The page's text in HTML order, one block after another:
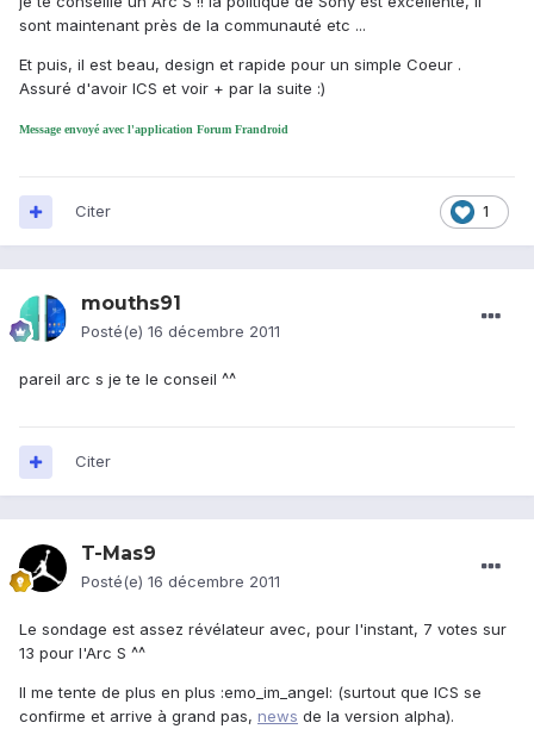
sont maintenant près de la communauté etc ...
Et puis, il est beau, design et rapide pour un simple Coeur .
Assuré d'avoir ICS et voir + par la suite :)
Message envoyé avec l'application Forum Frandroid
1
Citer
mouths91
Posté(e) 16 décembre 2011
pareil arc s je te le conseil ^^
Citer
T-Mas9
Posté(e) 16 décembre 2011
Le sondage est assez révélateur avec, pour l'instant, 7 votes sur
13 pour l'Arc S ^^
Il me tente de plus en plus :emo_im_angel: (surtout que ICS se
confirme et arrive à grand pas, news de la version alpha).